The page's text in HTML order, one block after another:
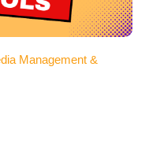
Management &